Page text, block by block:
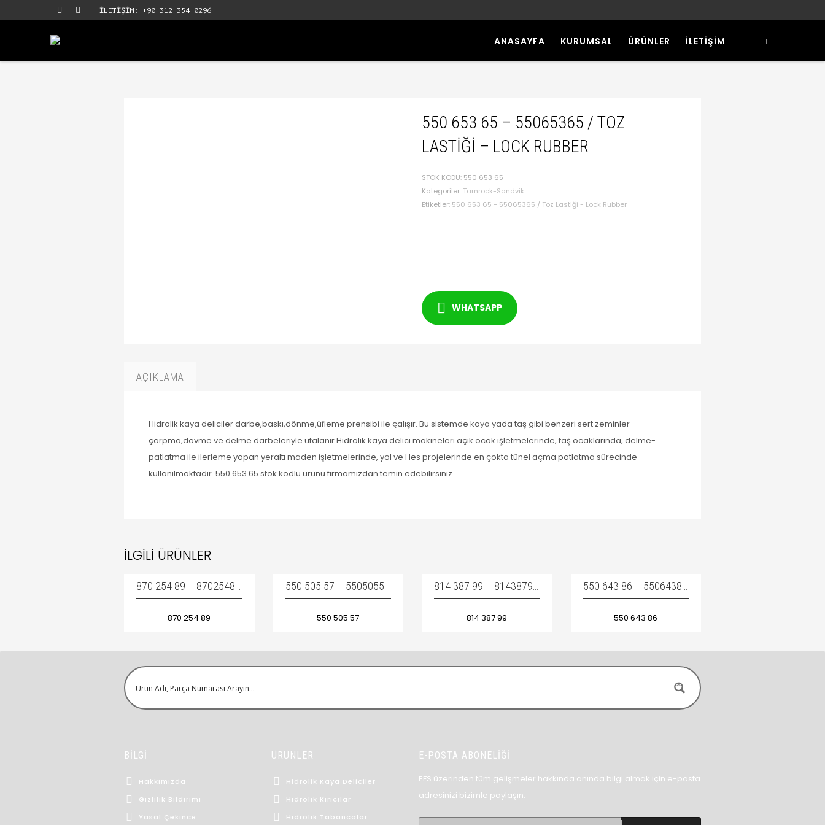
İLETİŞİM: +90 312 354 0296
ANASAYFA KURUMSAL ÜRÜNLER İLETİŞİM
550 653 65 – 55065365 / TOZ
LASTIĞI – LOCK RUBBER
STOK KODU: 550 653 65
Kategoriler: Tamrock-Sandvik
Etiketler: 550 653 65 - 55065365 / Toz Lastiği - Lock Rubber
WHATSAPP
AÇIKLAMA
Hidrolik kaya deliciler darbe,baskı,dönme,üfleme prensibi ile çalışır. Bu sistemde kaya yada taş gibi benzeri sert zeminler
çarpma,dövme ve delme darbeleriyle ufalanır.Hidrolik kaya delici makineleri açık ocak işletmelerinde, taş ocaklarında, delme-
patlatma ile ilerleme yapan yeraltı maden işletmelerinde, yol ve Hes projelerinde en çokta tünel açma patlatma sürecinde
kullanılmaktadır. 550 653 65 stok kodlu ürünü firmamızdan temin edebilirsiniz.
İLGILI ÜRÜNLER
870 254 89 550 505 57 814 387 99 550 643 86
BİLGİ
Hakkımızda
Gizlilik Bildirimi
Yasal Çekince
ÜRÜNLER
Hidrolik Kaya Deliciler
Hidrolik Kırıcılar
Hidrolik Tabancalar
E-POSTA ABONELİĞİ
EFS üzerinden tüm gelişmeler hakkında anında bilgi almak için e-posta
adresinizi bizimle paylaşın.